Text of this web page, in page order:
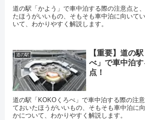
道の駅「かよう」で車中泊する際の注意点と
たほうがいいもの、そもそも車中泊に向いて
いて、わかりやすく解説します。
道の駅
【重要】道の
べ」で車中泊
点！
道の駅「KOKOくろべ」で車中泊する際の注
ておいたほうがいいもの、そもそも車中泊に
かについて、わかりやすく解説します。